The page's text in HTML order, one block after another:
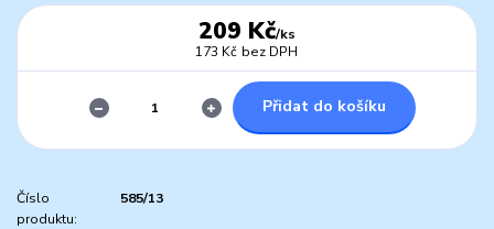
209 Kč/ks
173 Kč bez DPH
Přidat do košíku
Číslo
produktu:
585/13